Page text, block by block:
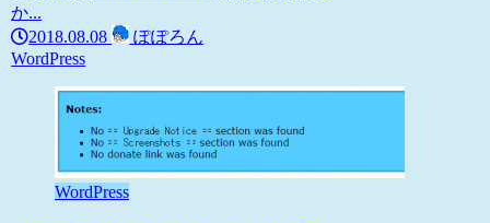
か...
2018.08.08
ぽぽろん
WordPress
WordPress